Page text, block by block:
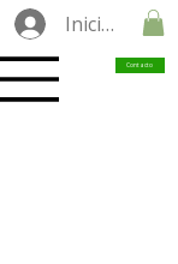
Iniciar
Contacto